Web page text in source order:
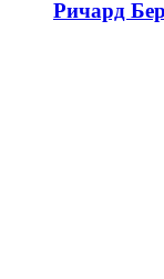
Ричард